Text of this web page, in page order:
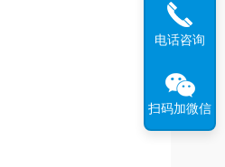
电话咨询
扫码加微信